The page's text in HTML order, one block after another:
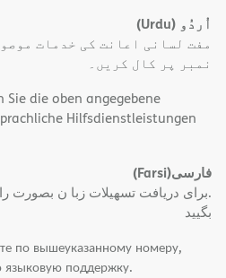
اُردُو (Urdu)
مفت لسانی اعانت کی خدمات
نمبر پر کال کریں۔
Sie die oben angegebene
Hilfsdienstleistungen
فارسی(Farsi)
.برای دریافت تسهیلات زبا ن بصورت
بگیید
по вышеуказанному номеру,
языковую поддержку.